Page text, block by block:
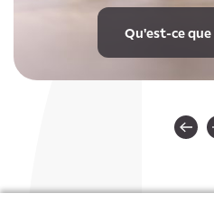
Qu'est-ce que